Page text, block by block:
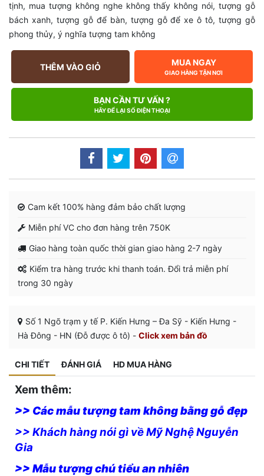
tịnh, mua tượng không nghe không thấy không nói,tượng gỗ
bách xanh, tượng gỗ để bàn, tượng gỗ để xe ô tô,tượng gỗ
phong thủy, ý nghĩa tượng tam không
THÊM VÀO GIỎ MUA NGAY
GIAO HÀNG TẬN NƠI
BẠN CẦN TƯ VẤN ?
HÃY ĐỂ LẠI SỐ ĐIỆN THOẠI
Cam kết 100% hàng đảm bảo chất lượng
Miễn phí VC cho đơn hàng trên 750K
Giao hàng toàn quốc thời gian giao hàng 2-7 ngày
Kiểm tra hàng trước khi thanh toán. Đổi trả miễn phí
trong 30 ngày
Số 1 Ngõ trạm y tế P. Kiến Hưng – Đa Sỹ - Kiến Hưng -
Hà Đông - HN (Đỗ được ô tô) - Click xem bản đồ
CHI TIẾT ĐÁNH GIÁ HD MUA HÀNG
Xem thêm:
>> Các mẫu tượng tam không bằng gỗ đẹp
>> Khách hàng nói gì về Mỹ Nghệ Nguyễn
Gia
>> Mẫu tượng chú tiểu an nhiên